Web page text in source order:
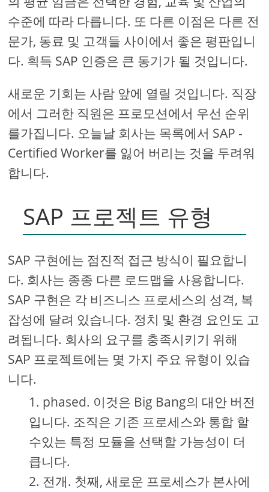
수준에 따라 다릅니다. 또 다른 이점은 다른 전
문가, 동료 및 고객들 사이에서 좋은 평판입니
다. 획득 SAP 인증은 큰 동기가 될 것입니다.
새로운 기회는 사람 앞에 열릴 것입니다. 직장
에서 그러한 직원은 프로모션에서 우선 순위
를가집니다. 오늘날 회사는 목록에서 SAP -
Certified Worker를 잃어 버리는 것을 두려워
합니다.
SAP 프로젝트 유형
SAP 구현에는 점진적 접근 방식이 필요합니
다. 회사는 종종 다른 로드맵을 사용합니다.
SAP 구현은 각 비즈니스 프로세스의 성격, 복
잡성에 달려 있습니다. 정치 및 환경 요인도 고
려됩니다. 회사의 요구를 충족시키기 위해
SAP 프로젝트에는 몇 가지 주요 유형이 있습
니다.
phased. 이것은 Big Bang의 대안 버전
입니다. 조직은 기존 프로세스와 통합 할
수있는 특정 모듈을 선택할 가능성이 더
큽니다.
전개. 첫째, 새로운 프로세스가 본사에